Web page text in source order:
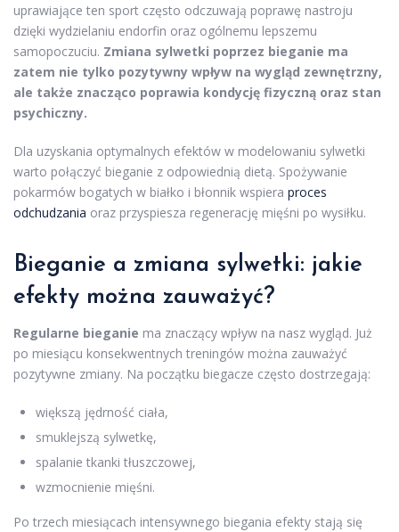
uprawiające ten sport często odczuwają poprawę nastroju
dzięki wydzielaniu endorfin oraz ogólnemu lepszemu
samopoczuciu. Zmiana sylwetki poprzez bieganie ma
zatem nie tylko pozytywny wpływ na wygląd zewnętrzny,
ale także znacząco poprawia kondycję fizyczną oraz stan
psychiczny.
Dla uzyskania optymalnych efektów w modelowaniu sylwetki
warto połączyć bieganie z odpowiednią dietą. Spożywanie
pokarmów bogatych w białko i błonnik wspiera proces
odchudzania oraz przyspiesza regenerację mięśni po wysiłku.
Bieganie a zmiana sylwetki: jakie
efekty można zauważyć?
Regularne bieganie ma znaczący wpływ na nasz wygląd. Już
po miesiącu konsekwentnych treningów można zauważyć
pozytywne zmiany. Na początku biegacze często dostrzegają:
większą jędrność ciała,
smuklejszą sylwetkę,
spalanie tkanki tłuszczowej,
wzmocnienie mięśni.
Po trzech miesiącach intensywnego biegania efekty stają się